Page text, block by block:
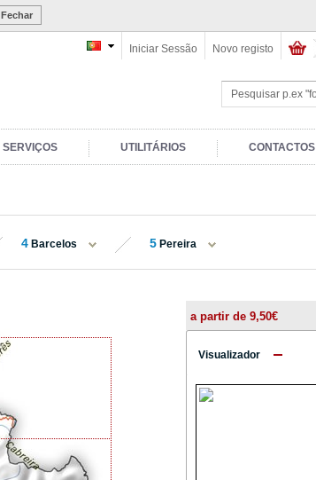
Fechar
Novo registo
Iniciar Sessão
SERVIÇOS UTILITÁRIOS CONTACTOS
4 Barcelos 5 Pereira
a partir de 9,50€
Visualizador